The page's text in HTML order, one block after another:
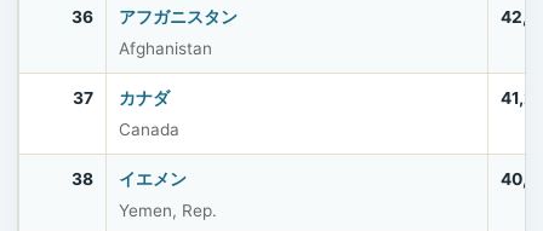
36
アフガニスタン
Afghanistan
37
カナダ
Canada
38
イエメン
Yemen, Rep.